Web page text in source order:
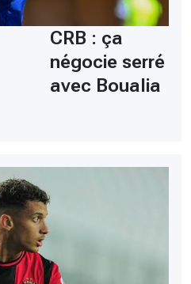
CRB : ça
négocie serré
avec Boualia